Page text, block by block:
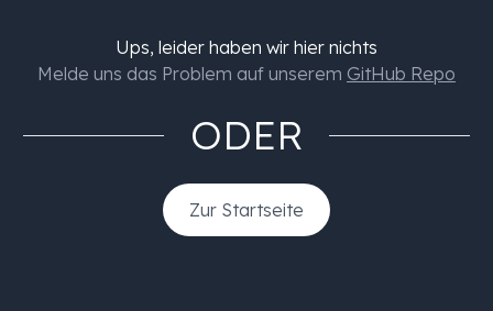
Ups, leider haben wir hier nichts
Melde uns das Problem auf unserem GitHub Repo
ODER
Zur Startseite